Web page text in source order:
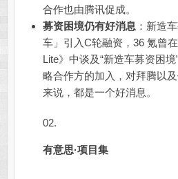
合作也由腾讯促成。
募资困境仍有好消息 ：新造
车」引入C轮融资，36 氪曾
Lite》中谈及“新造车募资困
略合作方的加入，对拜腾以
来说，都是一个好消息。
02.
有意思·项目集